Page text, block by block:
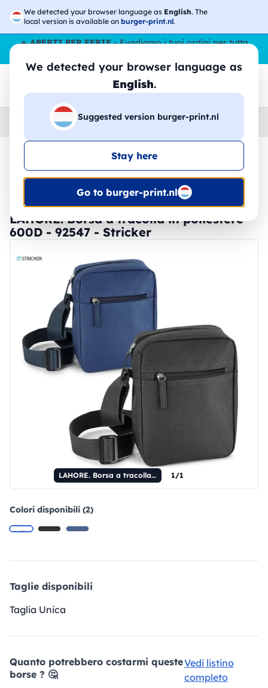
We detected your browser language as English. The
local version is available on burger-print.nl.
We detected your browser language as
English.
Suggested version burger-print.nl
Stay here
Go to burger-print.nl
☀️APERTI PER FERIE- Evadiamo i tuoi ordini per tutta
Accessori › Borse
🔥 -30% Stampa DTF
LAHORE. Borsa a tracolla in poliestere
600D - 92547 - Stricker
LAHORE. Borsa a tracolla in poliestere 600D 1/1
Colori disponibili (2)
Taglie disponibili
Taglia Unica
Quanto potrebbero costarmi queste
borse ? 🤔
Vedi listino
completo